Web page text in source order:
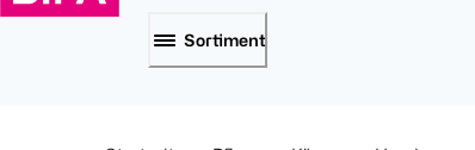
Sortiment